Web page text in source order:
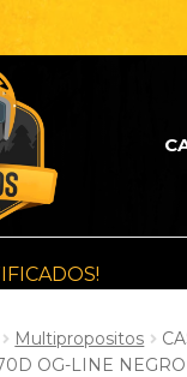
Multipropositos
OG-LINE